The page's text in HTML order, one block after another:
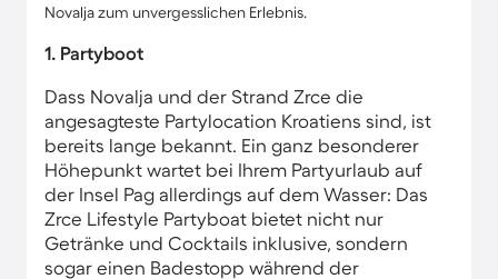
Novalja zum unvergesslichen Erlebnis.
1. Partyboot
Dass Novalja und der Strand Zrce die
angesagteste Partylocation Kroatiens sind, ist
bereits lange bekannt. Ein ganz besonderer
Höhepunkt wartet bei Ihrem Partyurlaub auf
der Insel Pag allerdings auf dem Wasser: Das
Zrce Lifestyle Partyboat bietet nicht nur
Getränke und Cocktails inklusive, sondern
sogar einen Badestopp während der